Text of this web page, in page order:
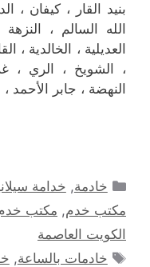
بنيد القار ، كيفان ،
الله السالم ،
العديلية ، الخالدية
، الشويخ ، الري ،
النهضة ، جابر الأحمد
التصنيفات
خادمة, خدامة
مكتب خدم, مكتب
الكويت العاصمة
الوسوم
خادمات بالساعة,